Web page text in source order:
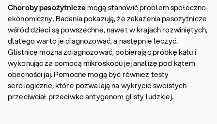
Choroby pasożytniczemogą stanowić problem społeczno-
ekonomiczny. Badania pokazują, że zakażenia pasożytnicze
wśród dzieci są powszechne, nawet w krajach rozwiniętych,
dlatego warto je diagnozować, a następnie leczyć.
Glistnicę można zdiagnozować, pobierając próbkę kału i
wykonując za pomocą mikroskopu jej analizę pod kątem
obecności jaj. Pomocne mogą być również testy
serologiczne, które pozwalają na wykrycie swoistych
przeciwciał przeciwko antygenom glisty ludzkiej.